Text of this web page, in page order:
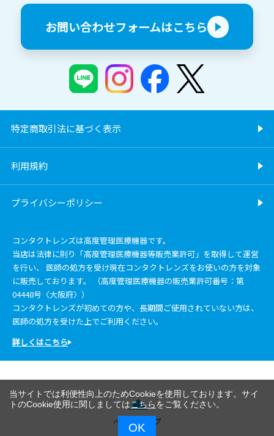
お問い合わせフォームはこちら
特定商取引法に基づく表示
利用規約
プライバシーポリシー
コンタクトレンズは高度管理医療機器です。
当店は法律に則り「高度管理医療機器等販売業許可」を取得して運営
を行い、 医師の処方を受け現在コンタクトレンズをお使いの方を対象
に販売しております。 （高度管理医療機器の販売業許可番号：第
04448号〈大阪府〉）
コンタクトレンズが初めての方や、長期間ご使用されていない方は、
医師の処方を受けた上でご利用ください。
詳しくはこちら
ページトップ
当サイトでは利便性向上のためCookieを使用しております。サイ
トのCookie使用に関しましてはこちらをご覧ください。
OK